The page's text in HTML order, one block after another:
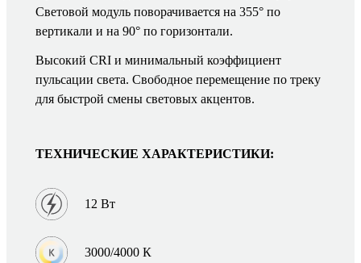
Световой модуль поворачивается на 355° по
вертикали и на 90° по горизонтали.
Высокий CRI и минимальный коэффициент
пульсации света. Свободное перемещение по треку
для быстрой смены световых акцентов.
ТЕХНИЧЕСКИЕ ХАРАКТЕРИСТИКИ:
12 Вт
3000/4000 К